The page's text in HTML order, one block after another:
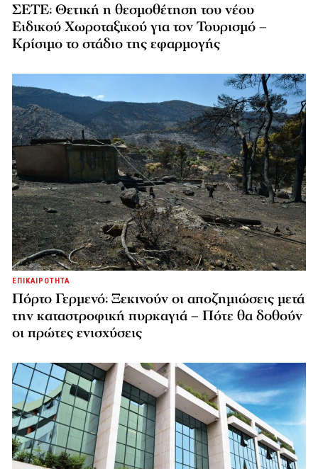
ΣΕΤΕ: Θετική η θεσμοθέτηση του νέου
Ειδικού Χωροταξικού για τον Τουρισμό –
Κρίσιμο το στάδιο της εφαρμογής
ΕΠΙΚΑΙΡΟΤΗΤΑ
Πόρτο Γερμενό: Ξεκινούν οι αποζημιώσεις μετά
την καταστροφική πυρκαγιά – Πότε θα δοθούν
οι πρώτες ενισχύσεις